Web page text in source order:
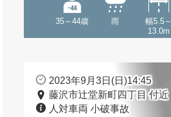
35～44歳 雨
幅5.5～
13.0m
2023年9月3日(日)14:45
藤沢市辻堂新町四丁目 付近
人対車両 小破事故